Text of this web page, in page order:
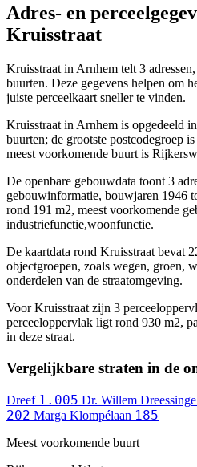
Adres- en
Kruisstraat
Kruisstraat in Arnhem telt 3
buurten. Deze gegevens helpen om
juiste perceelkaart sneller te vinden.
Kruisstraat in Arnhem is opgedeeld
buurten; de grootste postcodegroep
meest voorkomende buurt is
De openbare gebouwdata toont 3
gebouwinformatie, bouwjaren 1946
rond 191 m2, meest voorkomende
industriefunctie,woonfunctie.
De kaartdata rond Kruisstraat bevat
objectgroepen, zoals wegen, groen,
onderdelen van de straatomgeving.
Voor Kruisstraat zijn 3
perceeloppervlak ligt rond 930 m2,
in deze straat.
Vergelijkbare straten in de
Dreef 1.005 Dr. Willem
202 Marga Klompélaan 185
Meest voorkomende buurt